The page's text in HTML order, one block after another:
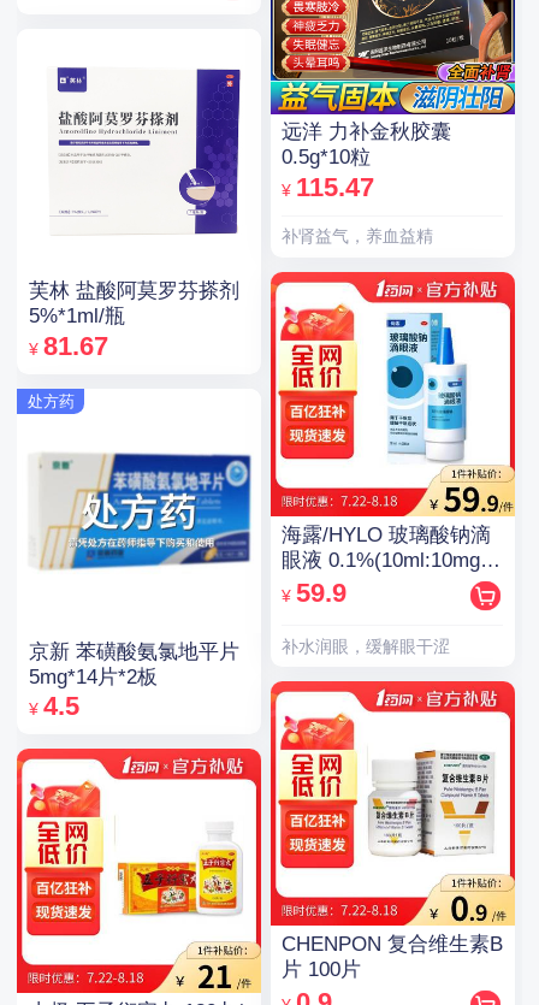
芙林 盐酸阿莫罗芬搽剂
5%*1ml/瓶
¥ 81.67
处方药
京新 苯磺酸氨氯地平片
5mg*14片*2板
¥ 4.5
远洋 力补金秋胶囊
0.5g*10粒
¥ 115.47
补肾益气，养血益精
海露/HYLO 玻璃酸钠滴
眼液 0.1%(10ml:10mg)/
支(OTC)
¥ 59.9
补水润眼，缓解眼干涩
CHENPON 复合维生素B
片 100片